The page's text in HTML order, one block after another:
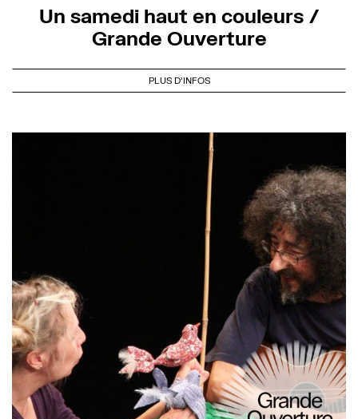
Un samedi haut en couleurs /
Grande Ouverture
PLUS D'INFOS